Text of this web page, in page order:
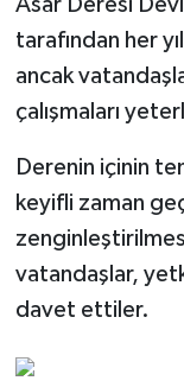
tarafından her
ancak
çalışmaları
Derenin içinin
keyifli zaman
vatandaşlar,
davet ettiler.